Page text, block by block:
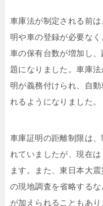
車庫法が制定される前
明や車の登録が必要な
車の保有台数が増加し
題になりました。車庫
明が義務付けられ、自
れるようになりました。
車庫証明の距離制限は
れていましたが、現在
ます。また、東日本大
の現地調査を省略する
が加えられることもあり